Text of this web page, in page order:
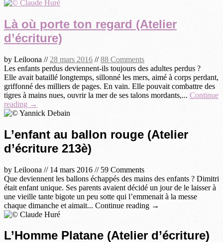
Là où porte ton regard (Atelier
d’écriture)
by Leiloona // 28 mars 2016 //88 Comments
Les enfants perdus deviennent-ils toujours des adultes perdus ?
Elle avait bataillé longtemps, sillonné les mers, aimé à corps perdant,
griffonné des milliers de pages. En vain. Elle pouvait combattre des
tigres à mains nues, ouvrir la mer de ses talons mordants,... Continue
reading →
L’enfant au ballon rouge (Atelier
d’écriture 213è)
by Leiloona // 14 mars 2016 // 59 Comments
Que deviennent les ballons échappés des mains des enfants ? Dimitri
était enfant unique. Ses parents avaient décidé un jour de le laisser à
une vieille tante bigote un peu sotte qui l’emmenait à la messe
chaque dimanche et aimait... Continue reading →
L’Homme Platane (Atelier d’écriture)